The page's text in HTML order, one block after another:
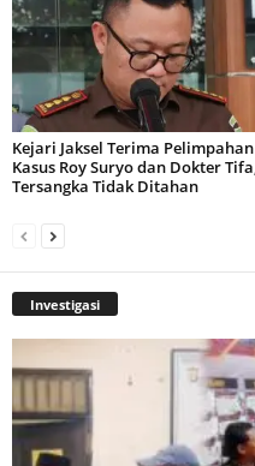
Kejari Jaksel Terima Pelimpahan
Kasus Roy Suryo dan Dokter Tifa,
Tersangka Tidak Ditahan
Investigasi